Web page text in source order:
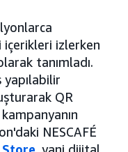
izlerken
tanımladı.
yapılabilir
QR
NESCAFÉ